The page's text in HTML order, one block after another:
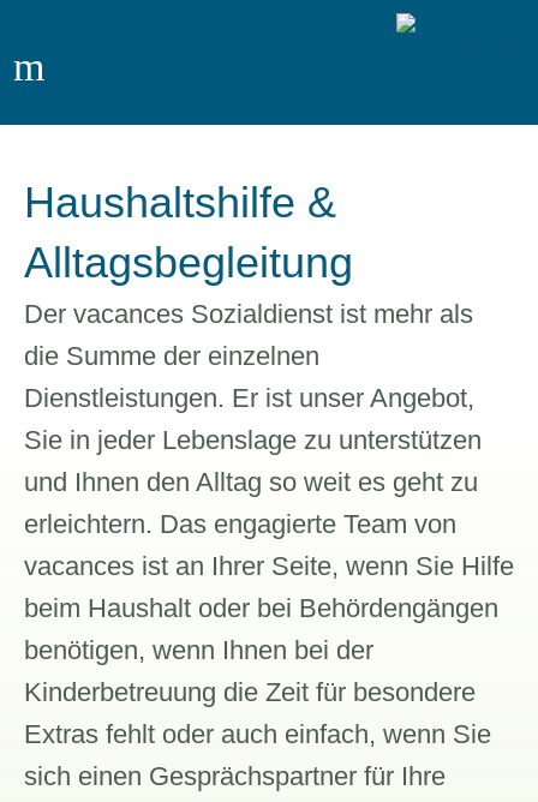
Haushaltshilfe &
Alltagsbegleitung
Der vacances Sozialdienst ist mehr als
die Summe der einzelnen
Dienstleistungen. Er ist unser Angebot,
Sie in jeder Lebenslage zu unterstützen
und Ihnen den Alltag so weit es geht zu
erleichtern. Das engagierte Team von
vacances ist an Ihrer Seite, wenn Sie Hilfe
beim Haushalt oder bei Behördengängen
benötigen, wenn Ihnen bei der
Kinderbetreuung die Zeit für besondere
Extras fehlt oder auch einfach, wenn Sie
sich einen Gesprächspartner für Ihre